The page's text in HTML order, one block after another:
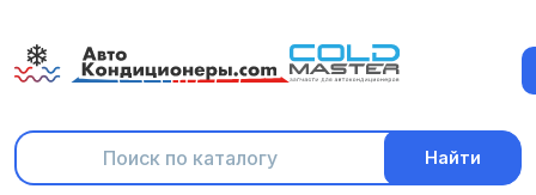
Найти